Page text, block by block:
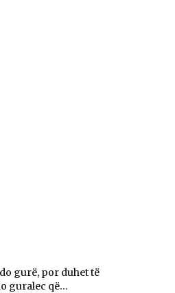
gurë, por duhet të
guralec që...